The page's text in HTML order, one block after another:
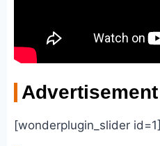
Advertisement
[wonderplugin_slider id=1]